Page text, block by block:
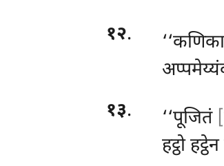
१२.
१३. ‘‘पूजितं
हट्ठो